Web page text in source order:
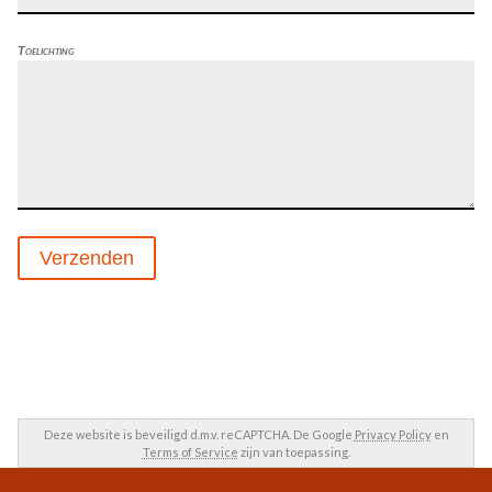
Toelichting
Verzenden
Deze website is beveiligd d.m.v. reCAPTCHA. De Google Privacy Policyen
Terms of Service zijn van toepassing.